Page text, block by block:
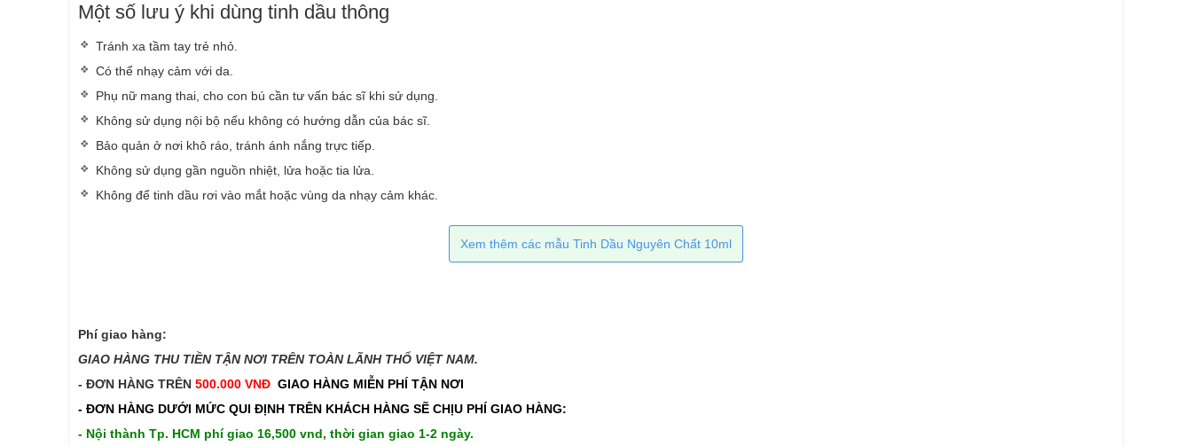
Một số lưu ý khi dùng tinh dầu thông
Tránh xa tầm tay trẻ nhỏ.
Có thể nhạy cảm với da.
Phụ nữ mang thai, cho con bú cần tư vấn bác sĩ khi sử dụng.
Không sử dụng nội bộ nếu không có hướng dẫn của bác sĩ.
Bảo quản ở nơi khô ráo, tránh ánh nắng trực tiếp.
Không sử dụng gần nguồn nhiệt, lửa hoặc tia lửa.
Không để tinh dầu rơi vào mắt hoặc vùng da nhạy cảm khác.
Xem thêm các mẫu Tinh Dầu Nguyên Chất 10ml
Phí giao hàng:
GIAO HÀNG THU TIỀN TẬN NƠI TRÊN TOÀN LÃNH THỔ VIỆT NAM.​​
- ĐƠN HÀNG TRÊN 500.000 VNĐ GIAO HÀNG MIỄN PHÍ TẬN NƠI
- ĐƠN HÀNG DƯỚI MỨC QUI ĐỊNH TRÊN KHÁCH HÀNG SẼ CHỊU PHÍ GIAO HÀNG:
- Nội thành Tp. HCM phí giao 16,500 vnd, thời gian giao 1-2 ngày.